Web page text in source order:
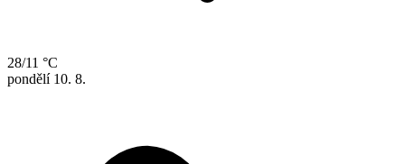
28/11 °C
pondělí 10. 8.